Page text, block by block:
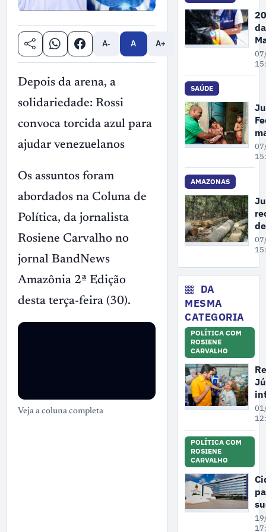
A- A A+
Depois da arena, a
solidariedade: Rossi
convoca torcida azul para
ajudar venezuelanos
Os assuntos foram
abordados na Coluna de
Política, da jornalista
Rosiene Carvalho no
jornal BandNews
Amazônia 2ª Edição
desta terça-feira (30).
Veja a coluna completa
de
SAÚDE
à
AMAZONAS
de
DA
MESMA
CATEGORIA
POLÍTICA COM
ROSIENE
CARVALHO
e
POLÍTICA COM
ROSIENE
CARVALHO